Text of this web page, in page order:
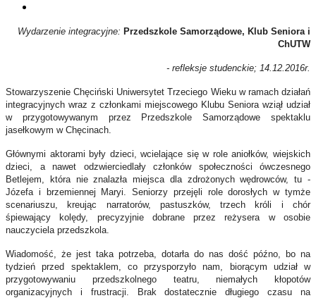
Wydarzenie integracyjne: Przedszkole Samorządowe, Klub Seniora i
ChUTW
- refleksje studenckie; 14.12.2016r.
Stowarzyszenie Chęciński Uniwersytet Trzeciego Wieku w ramach działań
integracyjnych wraz z członkami miejscowego Klubu Seniora wziął udział
w przygotowywanym przez Przedszkole Samorządowe spektaklu
jasełkowym w Chęcinach.
Głównymi aktorami były dzieci, wcielające się w role aniołków, wiejskich
dzieci, a nawet odzwierciedlały członków społeczności ówczesnego
Betlejem, która nie znalazła miejsca dla zdrożonych wędrowców, tu -
Józefa i brzemiennej Maryi. Seniorzy przejęli role dorosłych w tymże
scenariuszu, kreując narratorów, pastuszków, trzech króli i chór
śpiewający kolędy, precyzyjnie dobrane przez reżysera w osobie
nauczyciela przedszkola.
Wiadomość, że jest taka potrzeba, dotarła do nas dość późno, bo na
tydzień przed spektaklem, co przysporzyło nam, biorącym udział w
przygotowywaniu przedszkolnego teatru, niemałych kłopotów
organizacyjnych i frustracji. Brak dostatecznie długiego czasu na